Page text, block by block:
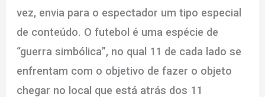
vez, envia para o espectador um tipo especial
de conteúdo. O futebol é uma espécie de
“guerra simbólica”, no qual 11 de cada lado se
enfrentam com o objetivo de fazer o objeto
chegar no local que está atrás dos 11